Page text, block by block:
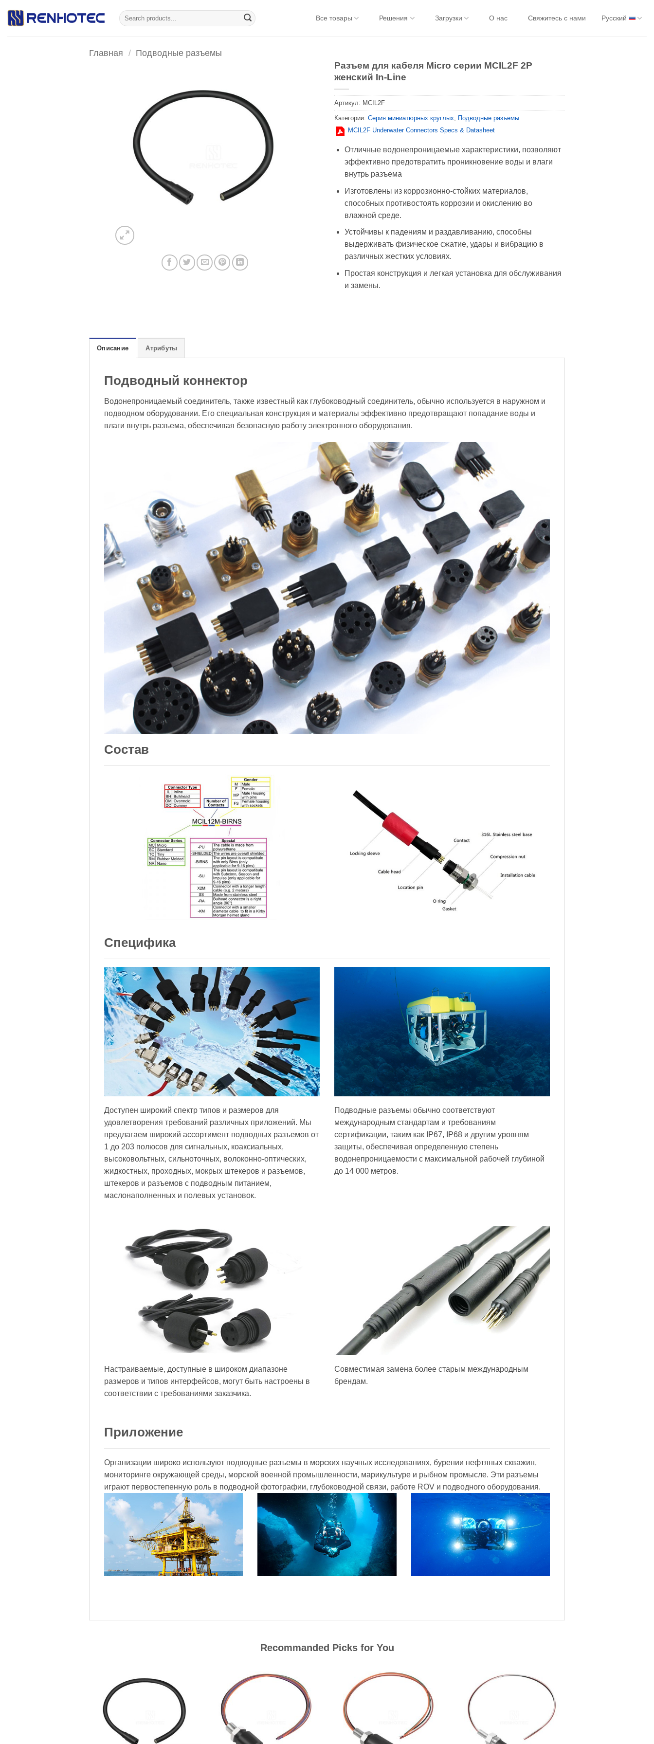
Искать:
Все товары Решения Загрузки О нас Свяжитесь с нами Русский
Главная / Подводные разъемы
Разъем для кабеля Micro серии MCIL2F 2P
женский In-Line
Артикул: MCIL2F
Категории: Серия миниатюрных круглых, Подводные разъемы
MCIL2F Underwater Connectors Specs & Datasheet
Отличные водонепроницаемые характеристики, позволяют
эффективно предотвратить проникновение воды и влаги
внутрь разъема
Изготовлены из коррозионно-стойких материалов,
способных противостоять коррозии и окислению во
влажной среде.
Устойчивы к падениям и раздавливанию, способны
выдерживать физическое сжатие, удары и вибрацию в
различных жестких условиях.
Простая конструкция и легкая установка для обслуживания
и замены.
Описание Атрибуты
Подводный коннектор
Водонепроницаемый соединитель, также известный как глубоководный соединитель, обычно используется в наружном и
подводном оборудовании. Его специальная конструкция и материалы эффективно предотвращают попадание воды и
влаги внутрь разъема, обеспечивая безопасную работу электронного оборудования.
Состав
Специфика
Доступен широкий спектр типов и размеров для
удовлетворения требований различных приложений. Мы
предлагаем широкий ассортимент подводных разъемов от
1 до 203 полюсов для сигнальных, коаксиальных,
высоковольтных, сильноточных, волоконно-оптических,
жидкостных, проходных, мокрых штекеров и разъемов,
штекеров и разъемов с подводным питанием,
маслонаполненных и полевых установок.
Подводные разъемы обычно соответствуют
международным стандартам и требованиям
сертификации, таким как IP67, IP68 и другим уровням
защиты, обеспечивая определенную степень
водонепроницаемости с максимальной рабочей глубиной
до 14 000 метров.
Настраиваемые, доступные в широком диапазоне
размеров и типов интерфейсов, могут быть настроены в
соответствии с требованиями заказчика.
Совместимая замена более старым международным
брендам.
Приложение
Организации широко используют подводные разъемы в морских научных исследованиях, бурении нефтяных скважин,
мониторинге окружающей среды, морской военной промышленности, марикультуре и рыбном промысле. Эти разъемы
играют первостепенную роль в подводной фотографии, глубоководной связи, работе ROV и подводного оборудования.
Recommanded Picks for You